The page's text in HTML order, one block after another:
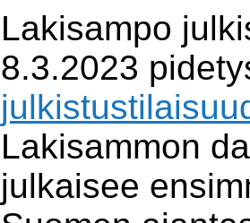
Lakisampo
8.3.2023
Lakisammon
julkaisee